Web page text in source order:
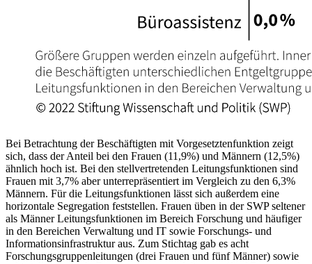
Bei Betrachtung der Beschäftigten mit Vorgesetztenfunktion zeigt
sich, dass der Anteil bei den Frauen (11,9%) und Männern (12,5%)
ähnlich hoch ist. Bei den stellvertretenden Leitungsfunktionen sind
Frauen mit 3,7% aber unterrepräsentiert im Vergleich zu den 6,3%
Männern. Für die Leitungsfunktionen lässt sich außerdem eine
horizontale Segregation feststellen. Frauen üben in der SWP seltener
als Männer Leitungsfunktionen im Bereich Forschung und häufiger
in den Bereichen Verwaltung und IT sowie Forschungs- und
Informationsinfrastruktur aus. Zum Stichtag gab es acht
Forschungsgruppenleitungen (drei Frauen und fünf Männer) sowie